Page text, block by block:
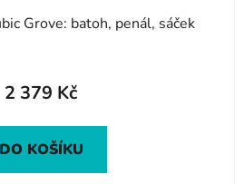
Grove: batoh, penál, sáček
2 379 Kč
DO KOŠÍKU